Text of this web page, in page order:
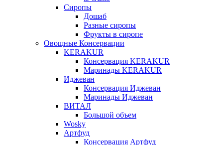
Сиропы
Дошаб
Разные сиропы
Фрукты в сиропе
Овощные Консервации
KERAKUR
Консервация KERAKUR
Маринады KERAKUR
Иджеван
Консервация Иджеван
Маринады Иджеван
ВИТАЛ
Большой объем
Wosky
Артфуд
Консервация Артфуд